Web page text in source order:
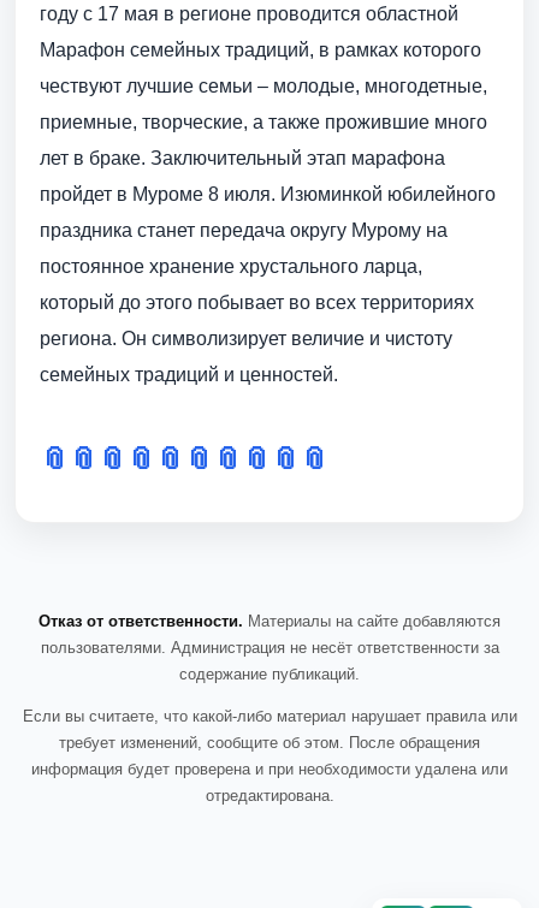
году с 17 мая в регионе проводится областной
Марафон семейных традиций, в рамках которого
чествуют лучшие семьи – молодые, многодетные,
приемные, творческие, а также прожившие много
лет в браке. Заключительный этап марафона
пройдет в Муроме 8 июля. Изюминкой юбилейного
праздника станет передача округу Мурому на
постоянное хранение хрустального ларца,
который до этого побывает во всех территориях
региона. Он символизирует величие и чистоту
семейных традиций и ценностей.
📎 📎 📎 📎 📎 📎 📎 📎 📎 📎
Отказ от ответственности. Материалы на сайте добавляются
пользователями. Администрация не несёт ответственности за
содержание публикаций.
Если вы считаете, что какой-либо материал нарушает правила или
требует изменений, сообщите об этом. После обращения
информация будет проверена и при необходимости удалена или
отредактирована.